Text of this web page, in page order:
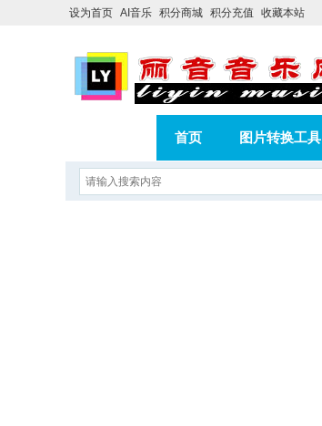
设为首页 AI音乐 积分商城 积分充值 收藏本站
首页 图片转换工具